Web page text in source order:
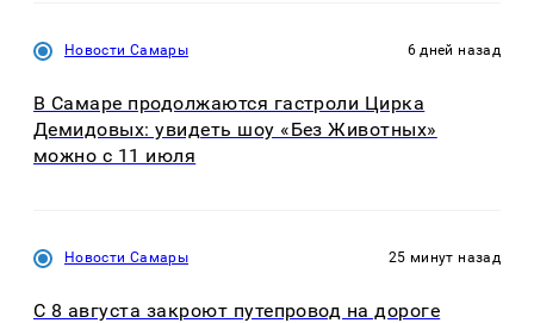
Новости Самары 6 дней назад
В Самаре продолжаются гастроли Цирка
Демидовых: увидеть шоу «Без Животных»
можно с 11 июля
Новости Самары 25 минут назад
С 8 августа закроют путепровод на дороге